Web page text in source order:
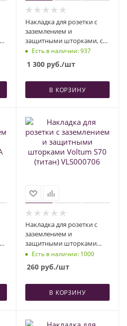
Накладка для розетки с
заземлением и
защитными шторками, с
USB A+A Voltum S70
VLS000908
Есть в наличии: 937
1 300руб./шт
В КОРЗИНУ
Накладка для розетки с
заземлением и
защитными шторками
Voltum S70 (титан)
VLS000706
Есть в наличии: 1000
260руб./шт
В КОРЗИНУ